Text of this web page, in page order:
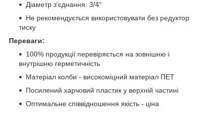
Діаметр з'єднання: 3/4"
Не рекомендується використовувати без редуктор
тиску
Переваги:
100% продукції перевіряється на зовнішню і
внутрішню герметичність
Матеріал колби - високоміцний матеріал ПЕТ
Посилений харчовий пластик у верхній частині
Оптимальне співвідношення якість - ціна